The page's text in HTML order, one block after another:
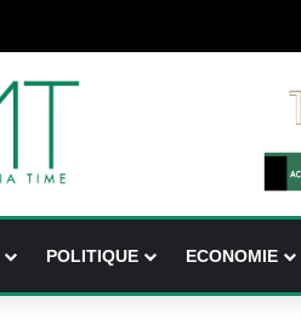
POLITIQUE ECONOMIE